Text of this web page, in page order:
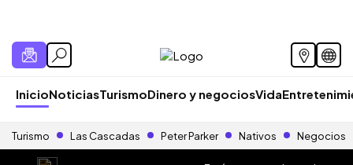
InicioNoticiasTurismoDinero y negociosVida
Turismo Las Cascadas Peter Parker Nativos Negocios